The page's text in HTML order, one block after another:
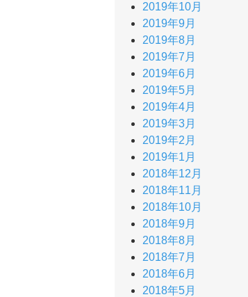
2019年10月
2019年9月
2019年8月
2019年7月
2019年6月
2019年5月
2019年4月
2019年3月
2019年2月
2019年1月
2018年12月
2018年11月
2018年10月
2018年9月
2018年8月
2018年7月
2018年6月
2018年5月